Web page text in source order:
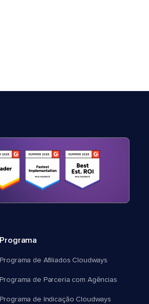
Programa
Programa de Afiliados Cloudways
Programa de Parceria com Agências
Programa de Indicação Cloudways